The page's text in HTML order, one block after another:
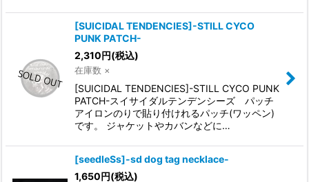
[SUICIDAL TENDENCIES]-STILL CYCO
PUNK PATCH-
2,310円(税込)
在庫数 ×
[SUICIDAL TENDENCIES]-STILL CYCO PUNK
PATCH-スイサイダルテンデンシーズ パッチ
アイロンのりで貼り付けれるパッチ(ワッペン)
です。 ジャケットやカバンなどに…
[seedleSs]-sd dog tag necklace-
1,650円(税込)